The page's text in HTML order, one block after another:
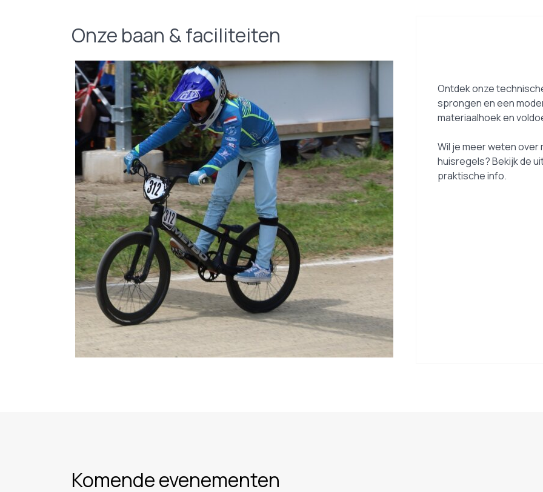
Ontdek onze
sprongen en een
materiaalhoek en
Wil je meer weten over
huisregels? Bekijk de
praktische info.
Onze baan & faciliteiten
Komende evenementen